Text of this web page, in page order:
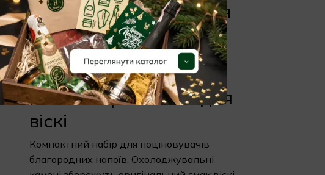
Міні-набір каменів для
віскі
850,00
Міні-набір каменів для
віскі
Компактний набір для поціновувачів
благородних напоїв. Охолоджувальні